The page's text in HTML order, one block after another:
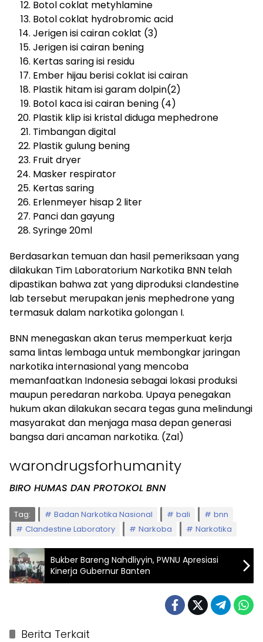
Botol coklat metyhlamine
Botol coklat hydrobromic acid
Jerigen isi cairan coklat (3)
Jerigen isi cairan bening
Kertas saring isi residu
Ember hijau berisi coklat isi cairan
Plastik hitam isi garam dolpin(2)
Botol kaca isi cairan bening (4)
Plastik klip isi kristal diduga mephedrone
Timbangan digital
Plastik gulung bening
Fruit dryer
Masker respirator
Kertas saring
Erlenmeyer hisap 2 liter
Panci dan gayung
Syringe 20ml
Berdasarkan temuan dan hasil pemeriksaan yang
dilakukan Tim Laboratorium Narkotika BNN telah
dipastikan bahwa zat yang diproduksi clandestine
lab tersebut merupakan jenis mephedrone yang
termasuk dalam narkotika golongan I.
BNN menegaskan akan terus memperkuat kerja
sama lintas lembaga untuk membongkar jaringan
narkotika internasional yang mencoba
memanfaatkan Indonesia sebagai lokasi produksi
maupun peredaran narkoba. Upaya penegakan
hukum akan dilakukan secara tegas guna melindungi
masyarakat dan menjaga masa depan generasi
bangsa dari ancaman narkotika. (Zal)
warondrugsforhumanity
BIRO HUMAS DAN PROTOKOL BNN
Tag: Badan Narkotika Nasional bali
bnn
Clandestine Laboratory
Narkoba Narkotika
Bukber Bareng Nahdliyyin, PWNU Apresiasi
Kinerja Gubernur Banten
Berita Terkait